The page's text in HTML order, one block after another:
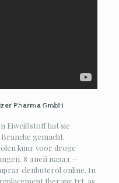
Pharma GmbH
Eiweißstoff hat sie
gemacht.
kuur voor droge
8 дней назад —
clenbuterol online. In